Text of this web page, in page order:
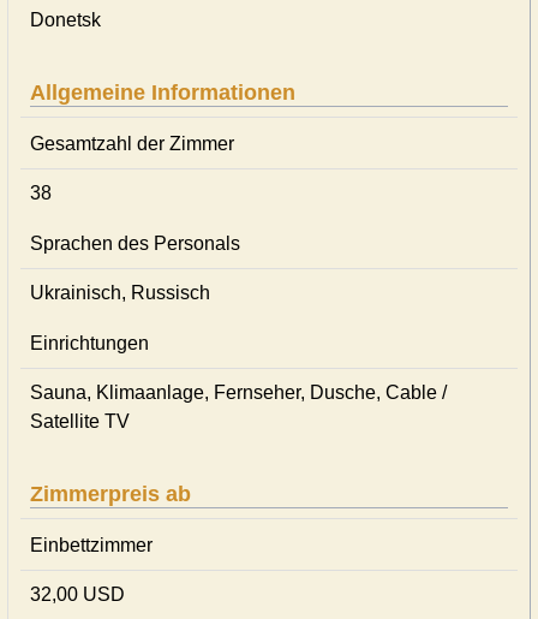
Donetsk
Allgemeine Informationen
Gesamtzahl der Zimmer
38
Sprachen des Personals
Ukrainisch, Russisch
Einrichtungen
Sauna, Klimaanlage, Fernseher, Dusche, Cable /
Satellite TV
Zimmerpreis ab
Einbettzimmer
32,00 USD